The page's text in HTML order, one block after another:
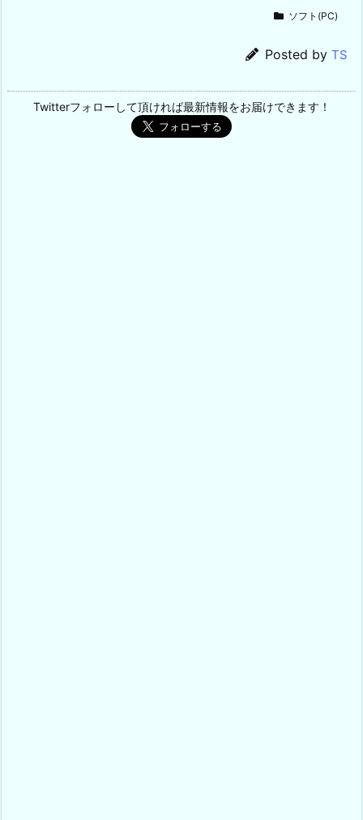
ソフト(PC)
Posted by TS
Twitterフォローして頂ければ最新情報をお届けできます！